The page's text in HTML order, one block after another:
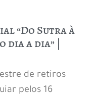
“Do Sutra à
dia a dia” |
de retiros
pelos 16